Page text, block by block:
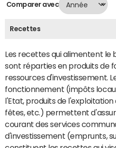
Comparer avec
Recettes
Les recettes qui alimentent le
sont réparties en produits de
ressources d'investissement.
fonctionnement (impôts
l'Etat, produits de l'exploitation
fêtes, etc.) permettent
courant des services
d'investissement (emprunts,